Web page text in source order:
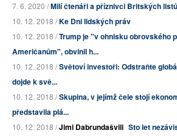
7. 6. 2020 /Milí čtenáři a příznivci Britských listů
10. 12. 2018 /Ke Dni lidských práv
10. 12. 2018 /Trump je "v ohnisku obrovského
Američanům", obvinil h...
10. 12. 2018 /Světoví investoři: Odstraňte
dojde k svě...
10. 12. 2018 /Skupina, v jejímž čele stojí
představila plá...
10. 12. 2018 /Jimi Dabrundašvili Sto let